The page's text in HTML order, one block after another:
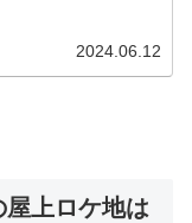
2024.06.12
屋上ロケ地は